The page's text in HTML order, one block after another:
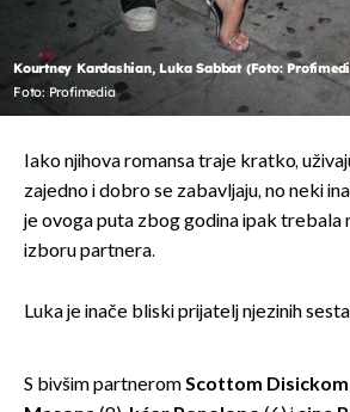
Kourtney Kardashian, Luka Sabbat (Foto:
Foto: Profimedia
Iako njihova romansa traje kratko,
zajedno i dobro se zabavljaju, no neki
je ovoga puta zbog godina ipak trebala
izboru partnera.
Luka je inače bliski prijatelj njezinih
S bivšim partneromScottom Disickom